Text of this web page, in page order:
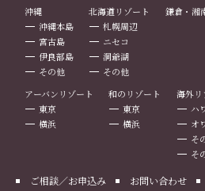
沖縄
沖縄本島
宮古島
伊良部島
その他
北海道リゾート
札幌周辺
ニセコ
洞爺湖
その他
鎌倉・湘
アーバンリゾート
東京
横浜
和のリゾート
東京
横浜
海外リ
ハ
オ
そ
そ
ご相談／お申込み お問い合わせ